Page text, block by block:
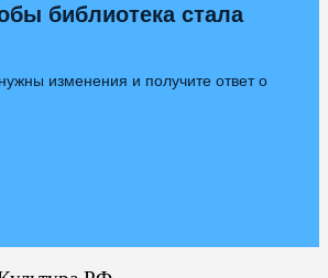
библиотека стала
изменения и получите ответ о